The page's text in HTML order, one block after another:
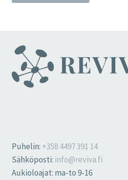
Puhelin: +358 4497 391 14
Sähköposti: info@reviva.fi
Aukioloajat: ma-to 9-16